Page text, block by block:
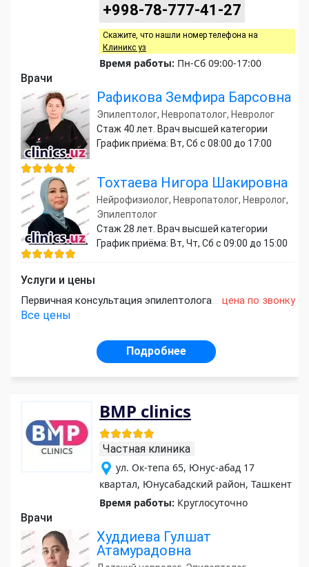
+998-78-777-41-27
Скажите, что нашли номер телефона на
Клиникс уз
Время работы: Пн-Сб 09:00-17:00
Врачи
Рафикова Земфира Барсовна
Эпилептолог, Невропатолог, Невролог
Стаж 40 лет. Врач высшей категории
График приёма: Вт, Сб с 08:00 до 17:00
Тохтаева Нигора Шакировна
Нейрофизиолог, Невропатолог, Невролог,
Эпилептолог
Стаж 28 лет. Врач высшей категории
График приёма: Вт, Чт, Сб с 09:00 до 15:00
Услуги и цены
Первичная консультация эпилептолога цена по звонку
Все цены
Подробнее
BMP clinics
Частная клиника
ул. Ок-тепа 65, Юнус-абад 17
квартал, Юнусабадский район, Ташкент
Время работы: Круглосуточно
Врачи
Худдиева Гулшат
Атамурадовна